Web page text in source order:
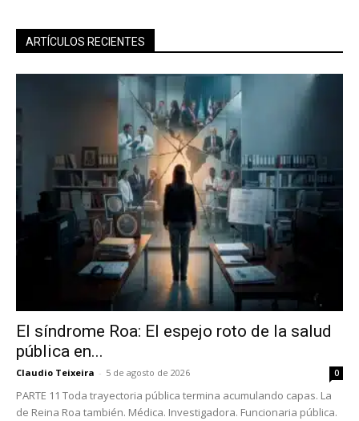
ARTÍCULOS RECIENTES
El síndrome Roa: El espejo roto de la salud
pública en...
Claudio Teixeira - 5 de agosto de 2026 0
PARTE 11 Toda trayectoria pública termina acumulando capas. La
de Reina Roa también. Médica. Investigadora. Funcionaria pública.